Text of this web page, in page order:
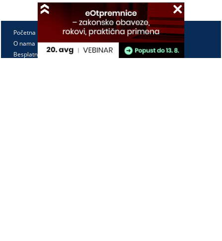
Početna
O nama
Besplatno